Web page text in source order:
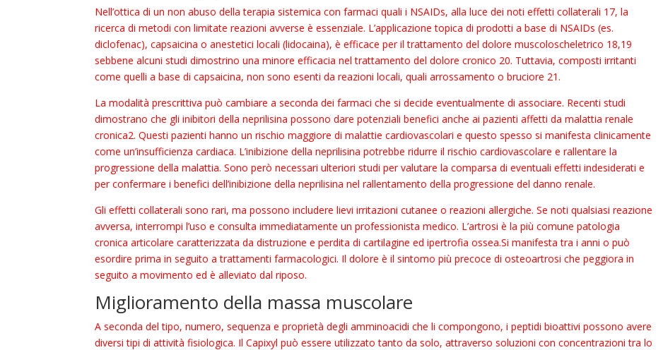
Nell’ottica di un non abuso della terapia sistemica con farmaci quali i NSAIDs, alla luce dei noti effetti collaterali 17, la
ricerca di metodi con limitate reazioni avverse è essenziale. L’applicazione topica di prodotti a base di NSAIDs (es.
diclofenac), capsaicina o anestetici locali (lidocaina), è efficace per il trattamento del dolore muscoloscheletrico 18,19
sebbene alcuni studi dimostrino una minore efficacia nel trattamento del dolore cronico 20. Tuttavia, composti irritanti
come quelli a base di capsaicina, non sono esenti da reazioni locali, quali arrossamento o bruciore 21.
La modalità prescrittiva può cambiare a seconda dei farmaci che si decide eventualmente di associare. Recenti studi
dimostrano che gli inibitori della neprilisina possono dare potenziali benefici anche ai pazienti affetti da malattia renale
cronica2. Questi pazienti hanno un rischio maggiore di malattie cardiovascolari e questo spesso si manifesta clinicamente
come un’insufficienza cardiaca. L’inibizione della neprilisina potrebbe ridurre il rischio cardiovascolare e rallentare la
progressione della malattia. Sono però necessari ulteriori studi per valutare la comparsa di eventuali effetti indesiderati e
per confermare i benefici dell’inibizione della neprilisina nel rallentamento della progressione del danno renale.
Gli effetti collaterali sono rari, ma possono includere lievi irritazioni cutanee o reazioni allergiche. Se noti qualsiasi reazione
avversa, interrompi l’uso e consulta immediatamente un professionista medico. L’artrosi è la più comune patologia
cronica articolare caratterizzata da distruzione e perdita di cartilagine ed ipertrofia ossea.Si manifesta tra i anni o può
esordire prima in seguito a trattamenti farmacologici. Il dolore è il sintomo più precoce di osteoartrosi che peggiora in
seguito a movimento ed è alleviato dal riposo.
Miglioramento della massa muscolare
A seconda del tipo, numero, sequenza e proprietà degli amminoacidi che li compongono, i peptidi bioattivi possono avere
diversi tipi di attività fisiologica. Il Capixyl può essere utilizzato tanto da solo, attraverso soluzioni con concentrazioni tra lo